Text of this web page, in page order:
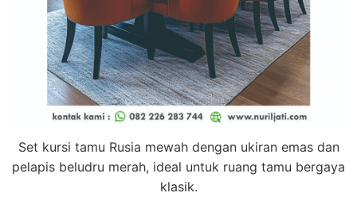
Set kursi tamu Rusia mewah dengan ukiran emas dan
pelapis beludru merah, ideal untuk ruang tamu bergaya
klasik.